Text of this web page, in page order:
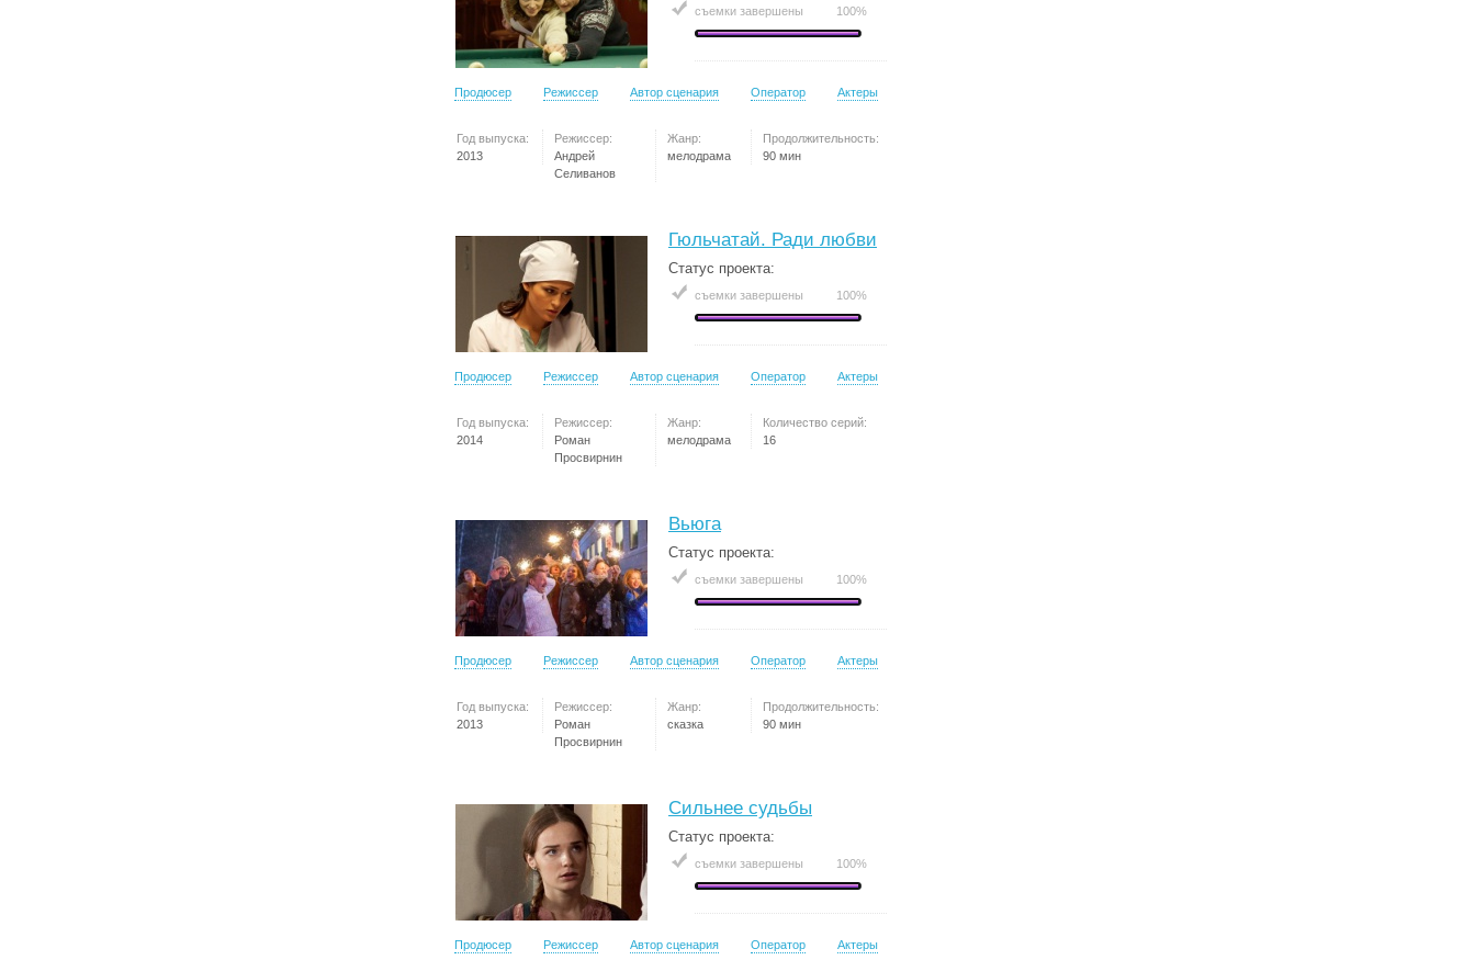
съемки завершены 100%
Продюсер Режиссер Автор сценария Оператор Актеры
Год выпуска:
2013
Режиссер:
Андрей
Селиванов
Жанр:
мелодрама
Продолжительность:
90 мин
Гюльчатай. Ради любви
Статус проекта:
съемки завершены 100%
Продюсер Режиссер Автор сценария Оператор Актеры
Год выпуска:
2014
Режиссер:
Роман
Просвирнин
Жанр:
мелодрама
Количество серий:
16
Вьюга
Статус проекта:
съемки завершены 100%
Продюсер Режиссер Автор сценария Оператор Актеры
Год выпуска:
2013
Режиссер:
Роман
Просвирнин
Жанр:
сказка
Продолжительность:
90 мин
Сильнее судьбы
Статус проекта:
съемки завершены 100%
Продюсер Режиссер Автор сценария Оператор Актеры